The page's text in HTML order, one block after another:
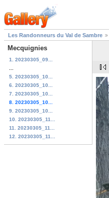
Les Randonneurs du Val de Sambre
Mecquignies
1. 20230305_09...
5. 20230305_10...
6. 20230305_10...
7. 20230305_10...
8. 20230305_10...
9. 20230305_10...
10. 20230305_11...
11. 20230305_11...
12. 20230305_11...